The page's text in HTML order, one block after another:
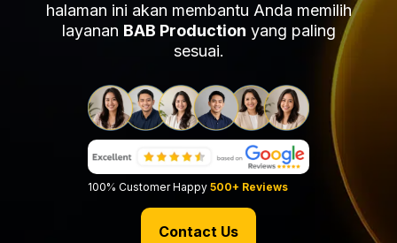
halaman ini akan membantu Anda memilih
layanan BAB Production yang paling
sesuai.
100% Customer Happy 500+ Reviews
Contact Us